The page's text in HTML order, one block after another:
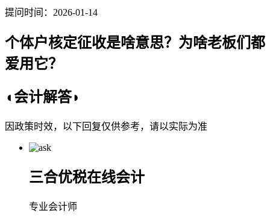
提问时间：2026-01-14
​个体户核定征收是啥意思？为啥老板们都
爱用它？
◖会计解答◗
因政策时效，以下回复仅供参考，请以实际为准
三合优税在线会计
专业会计师